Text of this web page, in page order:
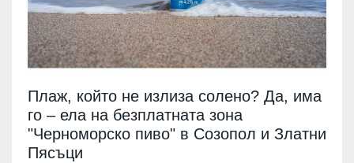
Плаж, който не излиза солено? Да, има
го – ела на безплатната зона
"Черноморско пиво" в Созопол и Златни
Пясъци